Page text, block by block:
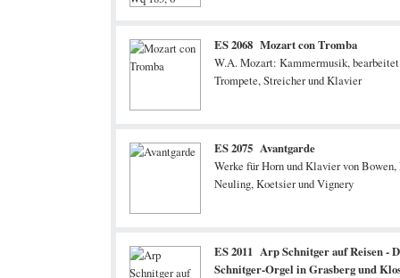
ES 2068 Mozart con Tromba
W.A. Mozart: Kammermusik,
Trompete, Streicher und Klavier
ES 2075 Avantgarde
Werke für Horn und Klavier von Bowen,
Neuling, Koetsier und Vignery
ES 2011 Arp Schnitger auf Reisen -
Schnitger-Orgel in Grasberg und